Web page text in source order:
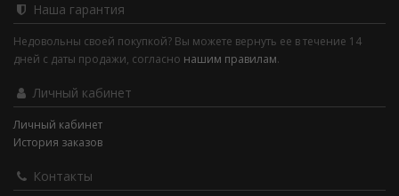
Наша гарантия
Недовольны своей покупкой? Вы можете вернуть ее в течение 14
дней с даты продажи, согласно нашим правилам.
Личный кабинет
Личный кабинет
История заказов
Контакты